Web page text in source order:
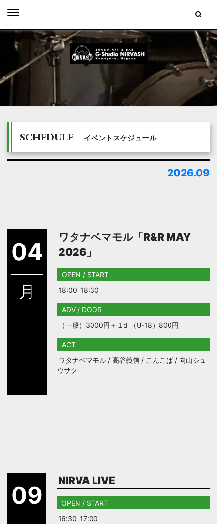
SCHEDULE イベントスケジュール
2026.09
04
月
ワタナベマモル「R&R MAY
2026」
OPEN / START
18:00 18:30
ADV / DOOR
（一般）3000円＋１d （U-18）800円
ACT
ワタナベマモル / 高谷義信 / こんこば / 向山シュ
ウサク
09
NIRVA LIVE
OPEN / START
16:30 17:00